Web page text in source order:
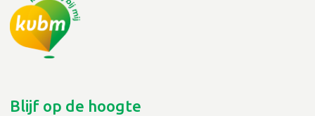
Blijf op de hoogte